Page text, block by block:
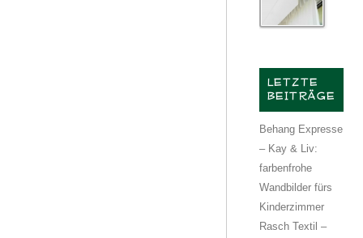
LETZTE
BEITRÄGE
Behang Expresse
– Kay & Liv:
farbenfrohe
Wandbilder fürs
Kinderzimmer
Rasch Textil –